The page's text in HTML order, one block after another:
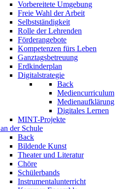
Vorbereitete Umgebung
Freie Wahl der Arbeit
Selbstständigkeit
Rolle der Lehrenden
Förderangebote
Kompetenzen fürs Leben
Ganztagsbetreuung
Erdkinderplan
Digitalstrategie
Back
Mediencurriculum
Medienaufklärung
Digitales Lernen
MINT-Projekte
der Schule
Back
Bildende Kunst
Theater und Literatur
Chöre
Schülerbands
Instrumentalunterricht